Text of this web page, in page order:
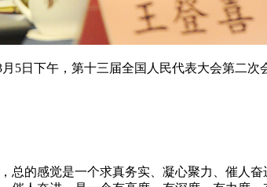
下午，第十三届全国人民代表大会第二次
的感觉是一个求真务实、凝心聚力、催人